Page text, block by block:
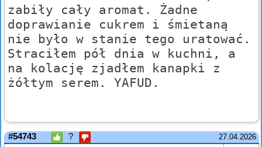
zabiły cały aromat. Żadne
doprawianie cukrem i śmietaną
nie było w stanie tego uratować.
Straciłem pół dnia w kuchni, a
na kolację zjadłem kanapki z
żółtym serem. YAFUD.
27.04.2026
#54743 ?